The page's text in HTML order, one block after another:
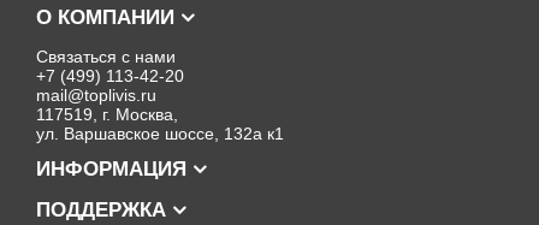
О КОМПАНИИ
Связаться с нами
+7 (499) 113-42-20
mail@toplivis.ru
117519, г. Москва,
ул. Варшавское шоссе, 132а к1
ИНФОРМАЦИЯ
ПОДДЕРЖКА